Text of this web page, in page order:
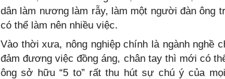
dân làm nương làm rẫy, làm một người đàn ông
có thể làm nên nhiều việc.
Vào thời xưa, nông nghiệp chính là ngành nghề
đảm đương việc đồng áng, chân tay thì mới có
ông sở hữu “5 to” rất thu hút sự chú ý của